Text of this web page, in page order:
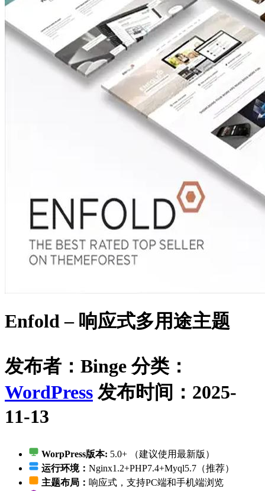
Enfold – 响应式多用途主题
发布者：Binge 分类：
WordPress 发布时间：2025-
11-13
WorpPress版本: 5.0+ （建议使用最新版）
运行环境： Nginx1.2+PHP7.4+Myql5.7（推荐）
主题布局： 响应式，支持PC端和手机端浏览